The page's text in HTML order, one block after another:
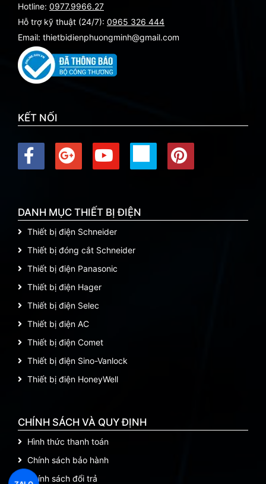
Hotline: 0977.9966.27
Hỗ trợ kỹ thuật (24/7): 0965 326 444
Email: thietbidienphuongminh@gmail.com
KẾT NỐI
DANH MỤC THIẾT BỊ ĐIỆN
Thiết bị điện Schneider
Thiết bị đóng cắt Schneider
Thiết bị điện Panasonic
Thiết bị điện Hager
Thiết bị điện Selec
Thiết bị điện AC
Thiết bị điện Comet
Thiết bị điện Sino-Vanlock
Thiết bị điện HoneyWell
CHÍNH SÁCH VÀ QUY ĐỊNH
Hình thức thanh toán
Chính sách bảo hành
Chính sách đổi trả